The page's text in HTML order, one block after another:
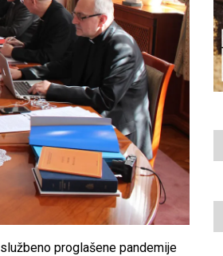
proglašene pandemije